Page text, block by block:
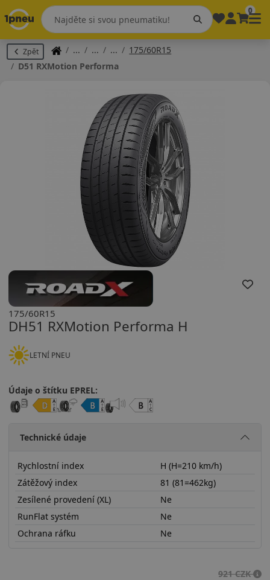
0
Zpět
175/60R15
D51 RXMotion Performa
DH51 RXMotion Performa H
175/60R15
LETNÍ PNEU
Údaje o štítku EPREL:
Technické údaje
Rychlostní index
H (H=210 km/h)
Zátěžový index
81 (81=462kg)
Zesílené provedení (XL)
Ne
RunFlat systém
Ne
Ochrana ráfku
Ne
921 CZK